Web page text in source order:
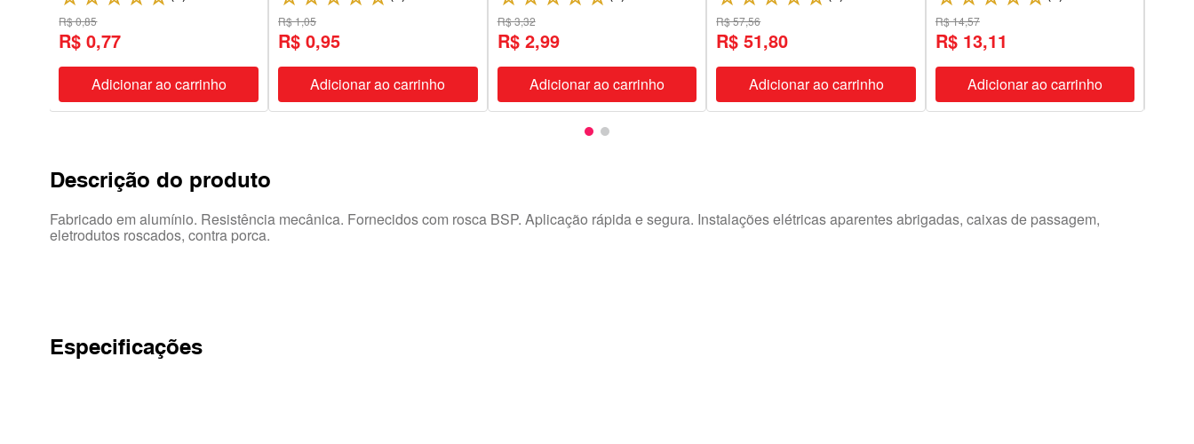
R$ 0,85
R$ 0,77
Adicionar ao carrinho
R$ 1,05
R$ 0,95
Adicionar ao carrinho
R$ 3,32
R$ 2,99
Adicionar ao carrinho
R$ 57,56
R$ 51,80
Adicionar ao carrinho
R$ 14,57
R$ 13,11
Adicionar ao carrinho
Descrição do produto
Fabricado em alumínio. Resistência mecânica. Fornecidos com rosca BSP. Aplicação rápida e segura. Instalações elétricas aparentes abrigadas, caixas de passagem,
eletrodutos roscados, contra porca.
Especificações